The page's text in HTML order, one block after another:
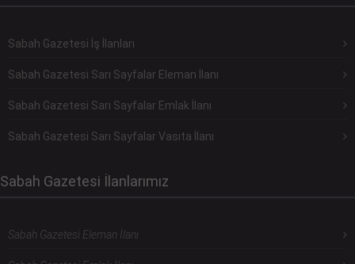
Sabah Gazetesi İş İlanları
Sabah Gazetesi Sarı Sayfalar Eleman İlanı
Sabah Gazetesi Sarı Sayfalar Emlak İlanı
Sabah Gazetesi Sarı Sayfalar Vasıta İlanı
Sabah Gazetesi İlanlarımız
Sabah Gazetesi Eleman İlanı